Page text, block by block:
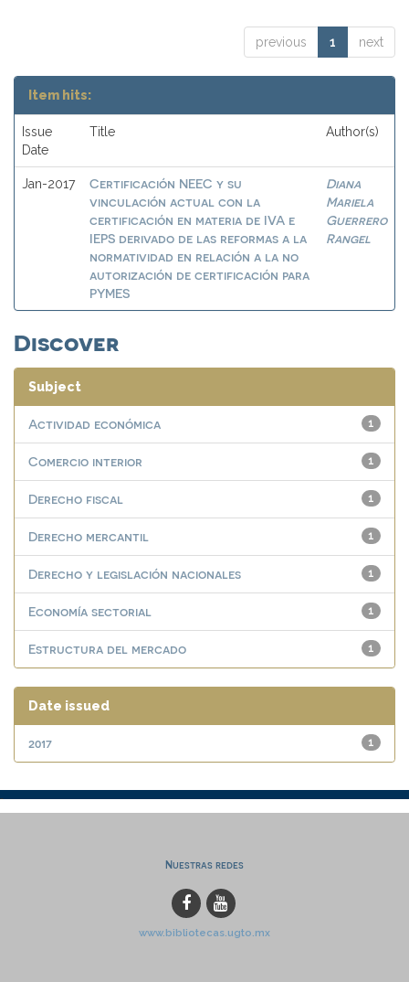
previous 1 next
Item hits:
Issue
Date
Title Author(s)
Jan-2017
Certificación NEEC y su
vinculación actual con la
certificación en materia de IVA e
IEPS derivado de las reformas a la
normatividad en relación a la no
autorización de certificación para
PYMES
Diana
Mariela
Guerrero
Rangel
Discover
Subject
1
Actividad económica
1
Comercio interior
1
Derecho fiscal
1
Derecho mercantil
1
Derecho y legislación nacionales
1
Economía sectorial
1
Estructura del mercado
Date issued
1
2017
Nuestras redes
www.bibliotecas.ugto.mx